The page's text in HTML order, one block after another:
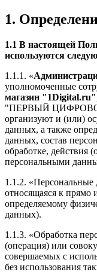
1.
1.1 В настоящей
используются
1.1.1. «
уполномоченные
магазин "1Digital.ru"
"ПЕРВЫЙ
организуют и (или)
данных, а также
данных, состав
обработке, действия
персональными
1.1.2.
относящаяся к прямо
определяемому
данных).
1.1.3. «Обработка
(операция) или
совершаемых с
без использования